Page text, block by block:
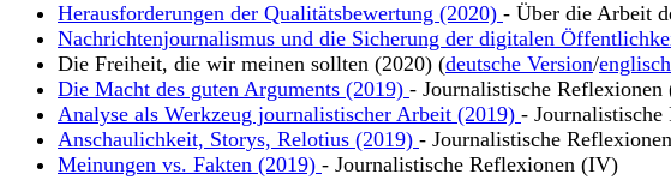
Herausforderungen der Qualitätsbewertung (2020) - Über die Arbeit
Nachrichtenjournalismus und die Sicherung der digitalen
Die Freiheit, die wir meinen sollten (2020) (deutsche Version/
Die Macht des guten Arguments (2019) - Journalistische
Analyse als Werkzeug journalistischer Arbeit (2019) -
Anschaulichkeit, Storys, Relotius (2019) - Journalistische
Meinungen vs. Fakten (2019) - Journalistische Reflexionen (IV)